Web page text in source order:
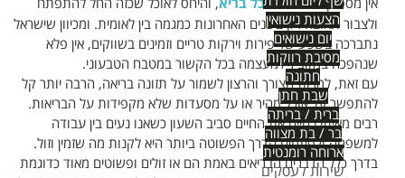
הצעות נישואין
יום נישואים
מסיבת רווקות
חתונה
שבת חתן
ברית / בריתה
בר / בת מצווה
ארוחה רומנטית
שירות לעסקים
אין מספיק דגש עלאוכל בריא, והיחס לאוכל שכזה החל להתפתח
ולצבור תאוצה רק בשנים האחרונות כמגמה בין לאומית. ומכיוון שישראל
נתברכה בשפע של פירות וירקות טריים וזמינים בשווקים, אין פלא
שנהפכה במקביל למעצמה בכל הקשור במטבח הטבעוני.
עם זאת, למרות הצורך והרצון לשמור על תזונה בריאה, הרבה יותר קל
להתפשר על אוכל מהיר או על מסעדות שלא מקפידות על הבריאות.
רבים מאיתנו חיים את החיים סביב השעון כשאנו נעים בין עבודה
למשפחה ולפעמים הדרך הפשוטה ביותר היא לקנות מה שזמין וזול.
בדרך כלל הדברים הבריאים באמת הם או זולים ופשוטים מאוד כדוגמת